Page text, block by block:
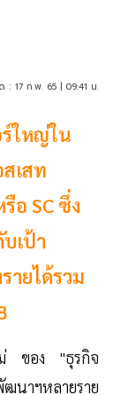
: 17 ก.พ. 65 | 09:41 น.
ใหญ่ใน
เสท
อ SC ซึ่ง
เป้า
ายได้รวม
ของ "ธุรกิจ
นาฯหลายราย